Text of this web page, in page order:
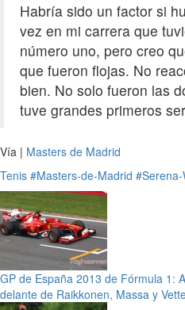
Habría sido un factor si
vez en mi carrera que
número uno, pero creo
que fueron flojas. No
bien. No solo fueron las
tuve grandes primeros
Vía | Masters de Madrid
Tenis #Masters-de-Madrid
GP de España 2013 de Fórmula 1:
delante de Raikkonen, Massa y